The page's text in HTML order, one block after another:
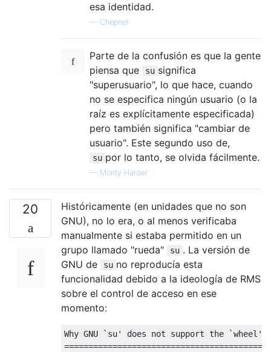
esa identidad.
— Chepner
Parte de la confusión es que la gente
piensa que
su significa
"superusuario", lo que hace, cuando
no se especifica ningún usuario (o la
raíz es explícitamente especificada)
pero también significa "cambiar de
usuario". Este segundo uso de,
su por lo tanto, se olvida fácilmente.
— Monty Harder
20
Históricamente (en unidades que no son
GNU), no lo era, o al menos verificaba
manualmente si estaba permitido en un
grupo llamado "rueda"
su . La versión de
GNU de
su no reproducía esta
funcionalidad debido a la ideología de RMS
sobre el control de acceso en ese
momento:
Why GNU `su' does not support the `wheel'